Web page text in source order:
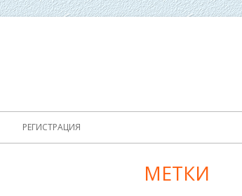
РЕГИСТРАЦИЯ
Главная
МЕТКИ